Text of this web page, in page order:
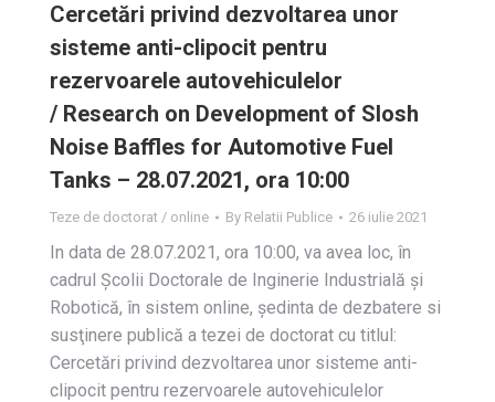
Cercetări privind dezvoltarea unor
sisteme anti-clipocit pentru
rezervoarele autovehiculelor
/ Research on Development of Slosh
Noise Baffles for Automotive Fuel
Tanks – 28.07.2021, ora 10:00
Teze de doctorat / online By Relatii Publice 26 iulie 2021
In data de 28.07.2021, ora 10:00, va avea loc, în
cadrul Școlii Doctorale de Inginerie Industrială și
Robotică, în sistem online, ședinta de dezbatere si
susţinere publică a tezei de doctorat cu titlul:
Cercetări privind dezvoltarea unor sisteme anti-
clipocit pentru rezervoarele autovehiculelor